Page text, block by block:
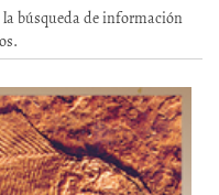
búsqueda de información